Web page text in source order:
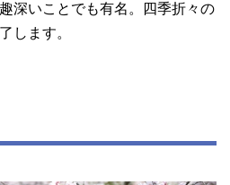
深いことでも有名。四季折々の
します。